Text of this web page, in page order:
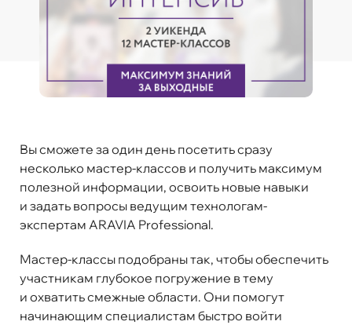
Вы сможете за один день посетить сразу
несколько мастер-классов и получить максимум
полезной информации, освоить новые навыки
и задать вопросы ведущим технологам-
экспертам ARAVIA Professional.
Мастер-классы подобраны так, чтобы обеспечить
участникам глубокое погружение в тему
и охватить смежные области. Они помогут
начинающим специалистам быстро войти